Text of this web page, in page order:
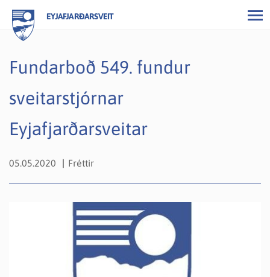
EYJAFJARÐARSVEIT
Fundarboð 549. fundur
sveitarstjórnar
Eyjafjarðarsveitar
05.05.2020 Fréttir